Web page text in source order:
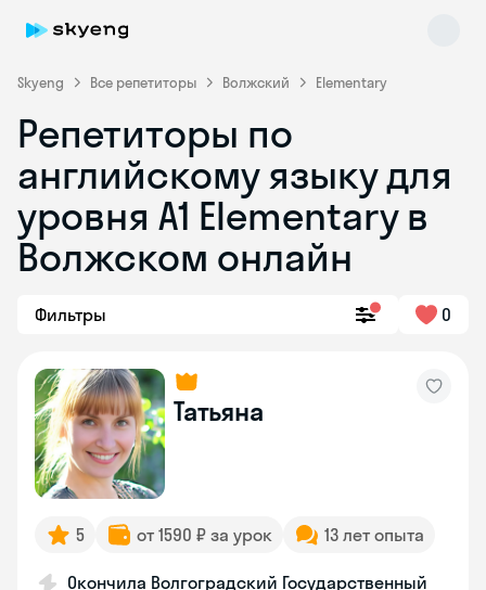
Skyeng Все репетиторы Волжский Elementary
Репетиторы по
английскому языку для
уровня A1 Elementary в
Волжском онлайн
Фильтры 0
Татьяна
5 от 1590 ₽ за урок 13 лет опыта
Окончила Волгоградский Государственный